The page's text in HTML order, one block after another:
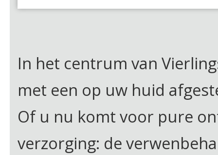
In het centrum van
met een op uw huid
Of u nu komt voor pure
verzorging: de